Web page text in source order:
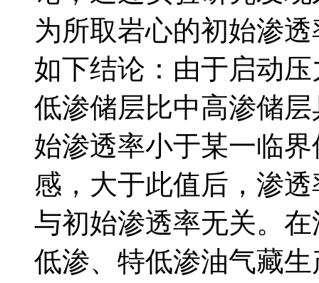
为所取岩心的初始渗
如下结论：由于启动
低渗储层比中高渗储
始渗透率小于某一临
感，大于此值后，渗
与初始渗透率无关。
低渗、特低渗油气藏